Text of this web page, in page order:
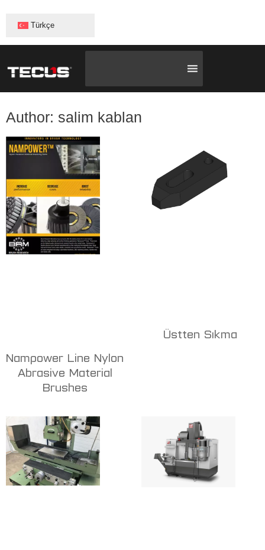
Türkçe
Author: salim kablan
Nampower Line Nylon
Abrasive Material
Brushes
Üstten Sıkma